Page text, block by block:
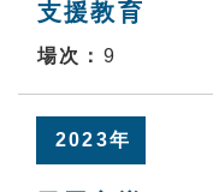
支援教育
9
2023年